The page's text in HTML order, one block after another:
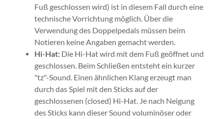
Fuß geschlossen wird) ist in diesem Fall durch eine
technische Vorrichtung möglich. Über die
Verwendung des Doppelpedals müssen beim
Notieren keine Angaben gemacht werden.
Hi-Hat:Die Hi-Hat wird mit dem Fuß geöffnet und
geschlossen. Beim Schließen entsteht ein kurzer
"tz"-Sound. Einen ähnlichen Klang erzeugt man
durch das Spiel mit den Sticks auf der
geschlossenen (closed) Hi-Hat. Je nach Neigung
des Sticks kann dieser Sound voluminöser oder